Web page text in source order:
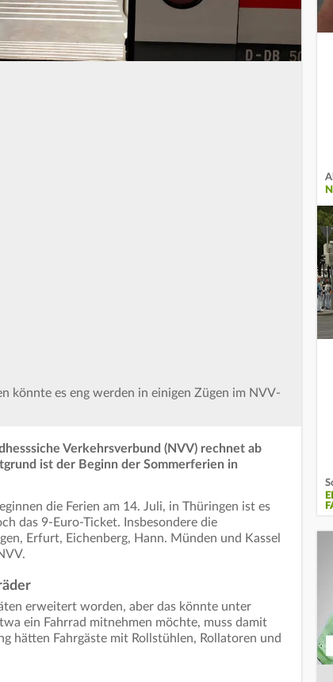
könnte es eng werden in einigen Zügen im NVV-
Verkehrsverbund (NVV) rechnet ab
ist der Beginn der Sommerferien in
die Ferien am 14. Juli, in Thüringen ist es
das 9-Euro-Ticket. Insbesondere die
Erfurt, Eichenberg, Hann. Münden und Kassel
erweitert worden, aber das könnte unter
ein Fahrrad mitnehmen möchte, muss damit
hätten Fahrgäste mit Rollstühlen, Rollatoren und